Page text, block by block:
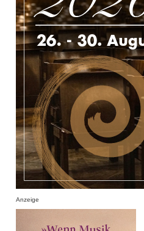
Anzeige